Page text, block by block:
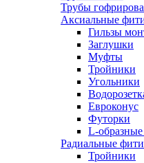
Трубы
Аксиальные
Гильзы
Заглушки
Муфты
Тройники
Угольники
Евроконус
Футорки
L-
Радиальные
Тройники